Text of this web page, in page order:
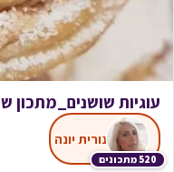
עוגיות שושנים_מתכון
520 מתכונים
נורית יונה